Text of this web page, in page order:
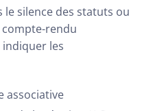
silence des statuts ou
compte-rendu
indiquer les
associative